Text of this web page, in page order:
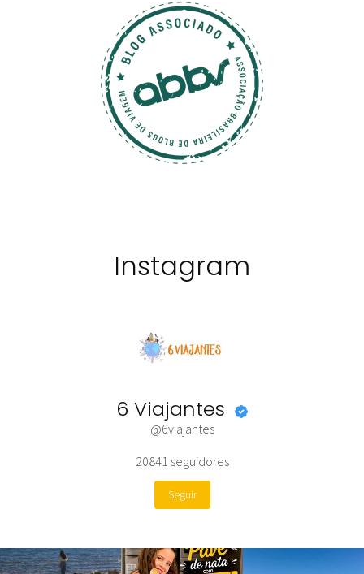
Instagram
6 Viajantes
@6viajantes
20841 seguidores
Seguir